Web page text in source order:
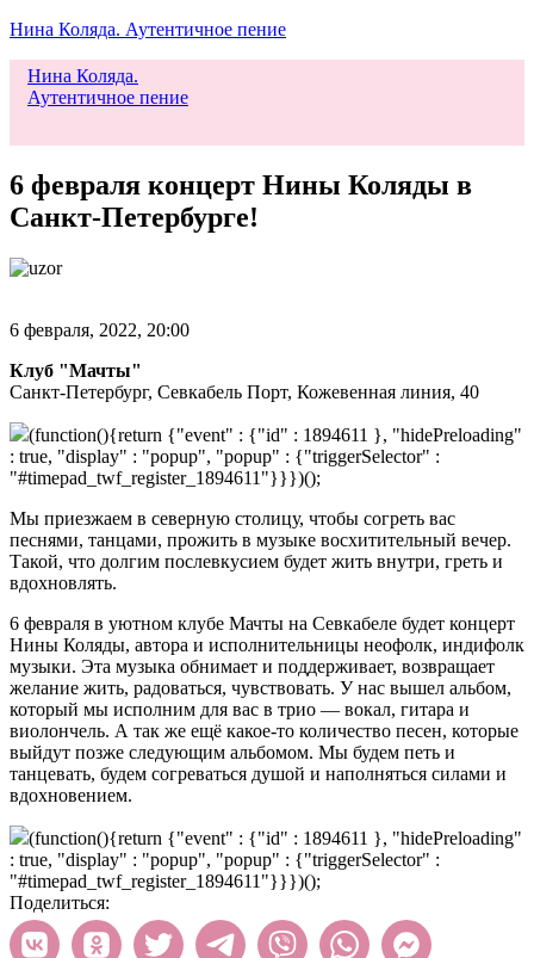
Нина Коляда. Аутентичное пение
Нина Коляда.
Аутентичное пение
6 февраля концерт Нины Коляды в
Санкт-Петербурге!
6 февраля, 2022, 20:00
Клуб "Мачты"
Санкт-Петербург, Севкабель Порт, Кожевенная линия, 40
(function(){return {"event" : {"id" : 1894611 }, "hidePreloading"
: true, "display" : "popup", "popup" : {"triggerSelector" :
"#timepad_twf_register_1894611"}}})();
Мы приезжаем в северную столицу, чтобы согреть вас
песнями, танцами, прожить в музыке восхитительный вечер.
Такой, что долгим послевкусием будет жить внутри, греть и
вдохновлять.
6 февраля в уютном клубе Мачты на Севкабеле будет концерт
Нины Коляды, автора и исполнительницы неофолк, индифолк
музыки. Эта музыка обнимает и поддерживает, возвращает
желание жить, радоваться, чувствовать. У нас вышел альбом,
который мы исполним для вас в трио — вокал, гитара и
виолончель. А так же ещё какое-то количество песен, которые
выйдут позже следующим альбомом. Мы будем петь и
танцевать, будем согреваться душой и наполняться силами и
вдохновением.
(function(){return {"event" : {"id" : 1894611 }, "hidePreloading"
: true, "display" : "popup", "popup" : {"triggerSelector" :
"#timepad_twf_register_1894611"}}})();
Поделиться: